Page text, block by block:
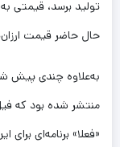
حال حاضر قیمت
به‌علاوه چندی پیش
منتشر شده بود که
«فعلا» برنامه‌ای